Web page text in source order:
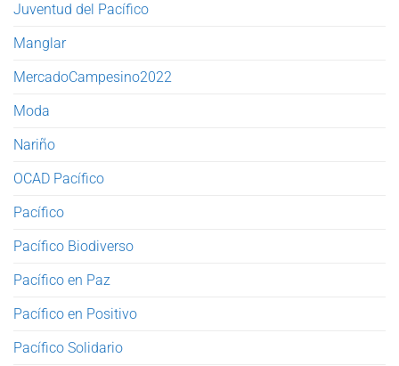
Juventud del Pacífico
Manglar
MercadoCampesino2022
Moda
Nariño
OCAD Pacífico
Pacífico
Pacífico Biodiverso
Pacífico en Paz
Pacífico en Positivo
Pacífico Solidario